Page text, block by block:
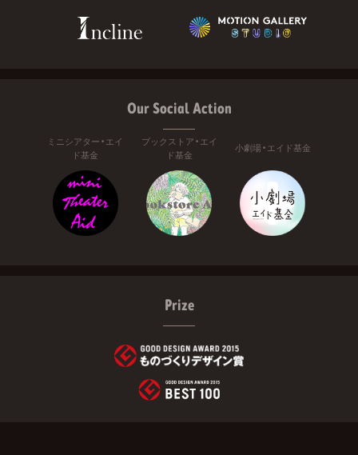
Our Social Action
ミニシアター・エイ
ド基金
ブックストア・エイ
ド基金
小劇場・エイド基金
Prize